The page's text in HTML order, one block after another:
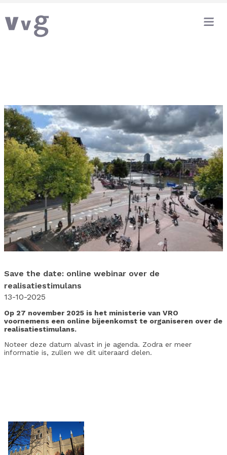
Save the date: online webinar over de
realisatiestimulans
13-10-2025
Op 27 november 2025 is het ministerie van VRO
voornemens een online bijeenkomst te organiseren over de
realisatiestimulans.
Noteer deze datum alvast in je agenda. Zodra er meer
informatie is, zullen we dit uiteraard delen.